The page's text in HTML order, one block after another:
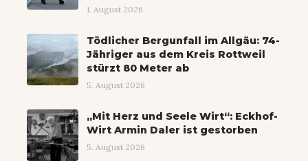
1. August 2026
Tödlicher Bergunfall im Allgäu: 74-
Jähriger aus dem Kreis Rottweil
stürzt 80 Meter ab
5. August 2026
„Mit Herz und Seele Wirt“: Eckhof-
Wirt Armin Daler ist gestorben
5. August 2026